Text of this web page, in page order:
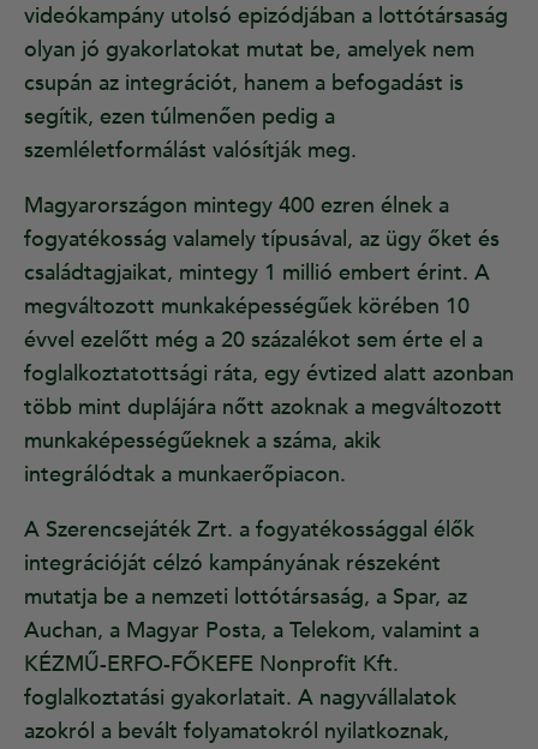
videókampány utolsó epizódjában a lottótársaság
olyan jó gyakorlatokat mutat be, amelyek nem
csupán az integrációt, hanem a befogadást is
segítik, ezen túlmenően pedig a
szemléletformálást valósítják meg.
Magyarországon mintegy 400 ezren élnek a
fogyatékosság valamely típusával, az ügy őket és
családtagjaikat, mintegy 1 millió embert érint. A
megváltozott munkaképességűek körében 10
évvel ezelőtt még a 20 százalékot sem érte el a
foglalkoztatottsági ráta, egy évtized alatt azonban
több mint duplájára nőtt azoknak a megváltozott
munkaképességűeknek a száma, akik
integrálódtak a munkaerőpiacon.
A Szerencsejáték Zrt. a fogyatékossággal élők
integrációját célzó kampányának részeként
mutatja be a nemzeti lottótársaság, a Spar, az
Auchan, a Magyar Posta, a Telekom, valamint a
KÉZMŰ-ERFO-FŐKEFE Nonprofit Kft.
foglalkoztatási gyakorlatait. A nagyvállalatok
azokról a bevált folyamatokról nyilatkoznak,